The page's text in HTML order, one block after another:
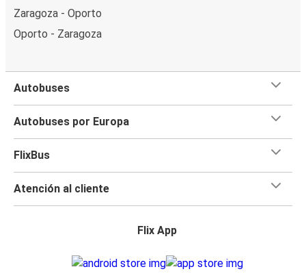
Zaragoza - Oporto
Oporto - Zaragoza
Autobuses
Autobuses por Europa
FlixBus
Atención al cliente
Flix App